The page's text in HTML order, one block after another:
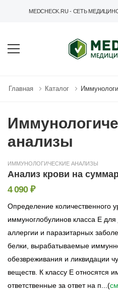
MEDCHECK.RU - СЕТЬ
Главная Каталог
анализы
ИММУНОЛОГИЧЕСКИЕ АНАЛИЗЫ
4 090 ₽
Определение количественного
иммуноглобулинов класса Е для
аллергии и паразитарных
белки, вырабатываемые
обезвреживания и ликвидации
веществ. К классу Е относятся
ответственные за ответ на п...(